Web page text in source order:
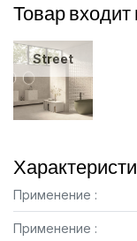
Товар
Street
Применение :
Применение :